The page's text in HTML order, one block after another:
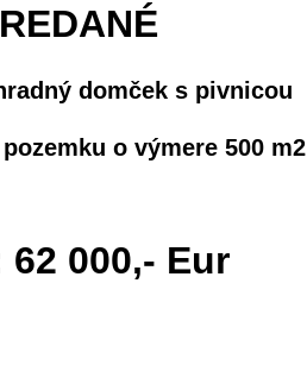
domček s pivnicou
o výmere 500 m2
62 000,- Eur